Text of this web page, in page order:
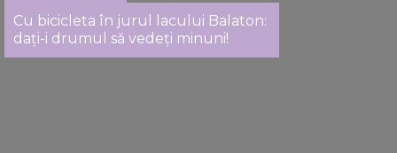
Cu bicicleta în jurul lacului Balaton:
dați-i drumul să vedeți minuni!